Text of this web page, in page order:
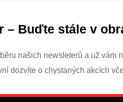
– Buďte stále v
našich newsleterů a už vám
dozvíte o chystaných akcích